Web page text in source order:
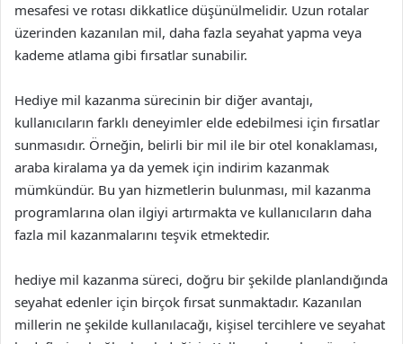
mesafesi ve rotası dikkatlice düşünülmelidir. Uzun rotalar
üzerinden kazanılan mil, daha fazla seyahat yapma veya
kademe atlama gibi fırsatlar sunabilir.
Hediye mil kazanma sürecinin bir diğer avantajı,
kullanıcıların farklı deneyimler elde edebilmesi için fırsatlar
sunmasıdır. Örneğin, belirli bir mil ile bir otel konaklaması,
araba kiralama ya da yemek için indirim kazanmak
mümkündür. Bu yan hizmetlerin bulunması, mil kazanma
programlarına olan ilgiyi artırmakta ve kullanıcıların daha
fazla mil kazanmalarını teşvik etmektedir.
hediye mil kazanma süreci, doğru bir şekilde planlandığında
seyahat edenler için birçok fırsat sunmaktadır. Kazanılan
millerin ne şekilde kullanılacağı, kişisel tercihlere ve seyahat